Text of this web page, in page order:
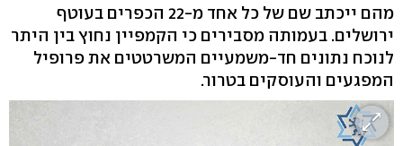
מהם ייכתב שם של כל אחד מ-22 הכפרים בעוטף
ירושלים. בעמותה מסבירים כי הקמפיין נחוץ בין היתר
לנוכח נתונים חד-משמעיים המשרטטים את פרופיל
המפגעים והעוסקים בטרור.